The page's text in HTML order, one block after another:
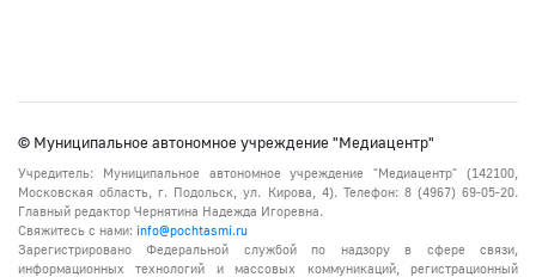
© Муниципальное автономное учреждение "Медиацентр"
Учредитель: Муниципальное автономное учреждение "Медиацентр" (142100,
Московская область, г. Подольск, ул. Кирова, 4). Телефон: 8 (4967) 69-05-20.
Главный редактор Чернятина Надежда Игоревна.
Свяжитесь с нами: info@pochtasmi.ru
Зарегистрировано Федеральной службой по надзору в сфере связи,
информационных технологий и массовых коммуникаций, регистрационный